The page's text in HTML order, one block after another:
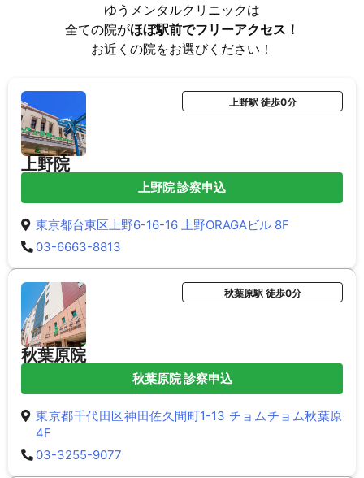
ゆうメンタルクリニックは
全ての院がほぼ駅前でフリーアクセス！
お近くの院をお選びください！
上野院
上野駅 徒歩0分
上野院 診察申込
東京都台東区上野6-16-16 上野ORAGAビル 8F
03-6663-8813
秋葉原院
秋葉原駅 徒歩0分
秋葉原院 診察申込
東京都千代田区神田佐久間町1-13 チョムチョム秋葉原
4F
03-3255-9077